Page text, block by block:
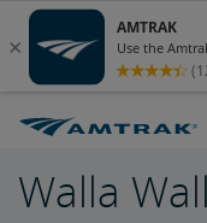
Walla